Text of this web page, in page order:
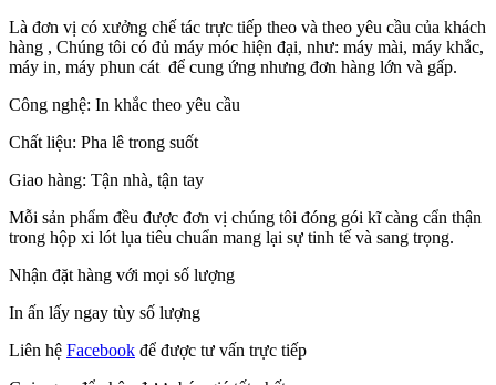
Là đơn vị có xưởng chế tác trực tiếp theo và theo yêu cầu của khách
hàng , Chúng tôi có đủ máy móc hiện đại, như: máy mài, máy khắc,
máy in, máy phun cát để cung ứng nhưng đơn hàng lớn và gấp.
Công nghệ: In khắc theo yêu cầu
Chất liệu: Pha lê trong suốt
Giao hàng: Tận nhà, tận tay
Mỗi sản phẩm đều được đơn vị chúng tôi đóng gói kĩ càng cẩn thận
trong hộp xi lót lụa tiêu chuẩn mang lại sự tinh tế và sang trọng.
Nhận đặt hàng với mọi số lượng
In ấn lấy ngay tùy số lượng
Liên hệ Facebook để được tư vấn trực tiếp